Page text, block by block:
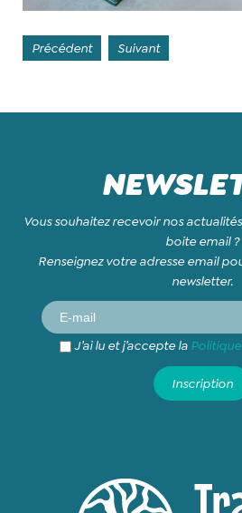
Précédent Suivant
Vous souhaitez recevoir nos
boite email ?
Renseignez votre adresse email
newsletter.
J’ai lu et j’accepte la